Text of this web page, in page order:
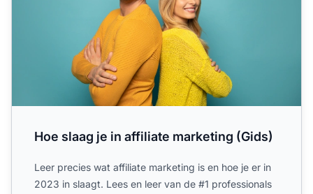
Hoe slaag je in affiliate marketing (Gids)
Leer precies wat affiliate marketing is en hoe je er in
2023 in slaagt. Lees en leer van de #1 professionals